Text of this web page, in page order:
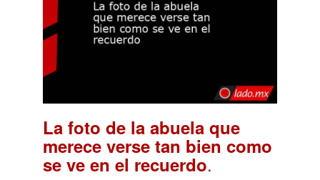
La foto de la abuela que
merece verse tan bien como
se ve en el recuerdo.